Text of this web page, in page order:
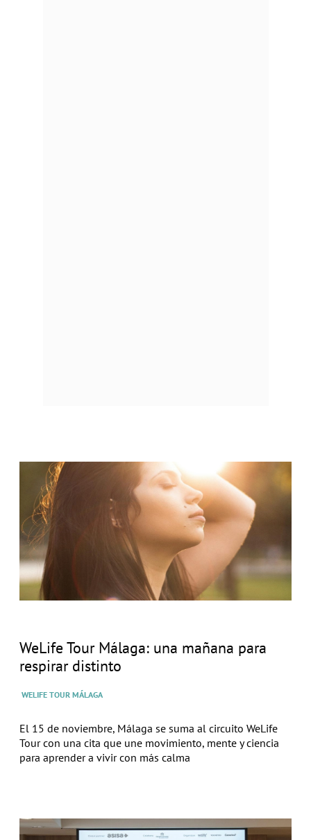
WeLife Tour Málaga: una mañana para
respirar distinto
WELIFE TOUR MÁLAGA
El 15 de noviembre, Málaga se suma al circuito WeLife
Tour con una cita que une movimiento, mente y ciencia
para aprender a vivir con más calma